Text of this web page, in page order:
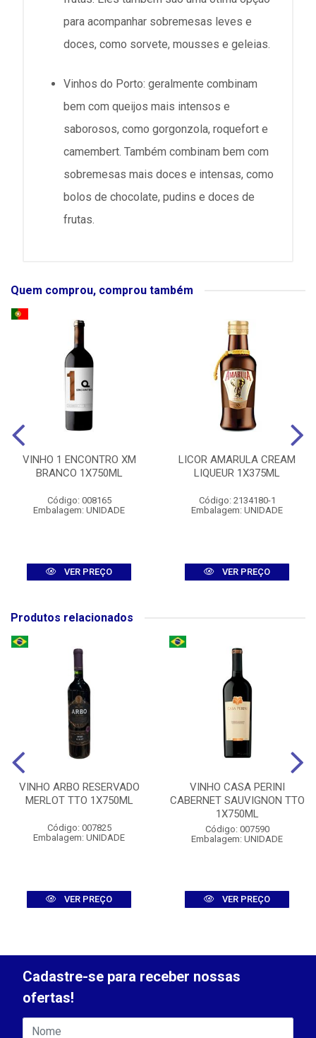
para acompanhar sobremesas leves e
doces, como sorvete, mousses e geleias.
Vinhos do Porto: geralmente combinam
bem com queijos mais intensos e
saborosos, como gorgonzola, roquefort e
camembert. Também combinam bem com
sobremesas mais doces e intensas, como
bolos de chocolate, pudins e doces de
frutas.
Quem comprou, comprou também
VINHO 1 ENCONTRO XM
BRANCO 1X750ML
Código: 008165
Embalagem: UNIDADE
VER PREÇO
LICOR AMARULA CREAM
LIQUEUR 1X375ML
Código: 2134180-1
Embalagem: UNIDADE
VER PREÇO
Produtos relacionados
VINHO ARBO RESERVADO
MERLOT TTO 1X750ML
Código: 007825
Embalagem: UNIDADE
VER PREÇO
VINHO CASA PERINI
CABERNET SAUVIGNON TTO
1X750ML
Código: 007590
Embalagem: UNIDADE
VER PREÇO
Cadastre-se para receber nossas
ofertas!